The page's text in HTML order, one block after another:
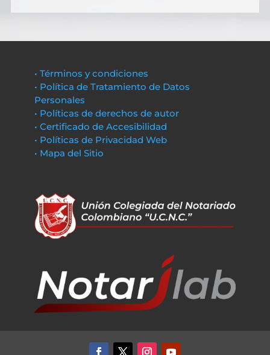
• Términos y condiciones
• Política de Tratamiento de Datos
Personales
• Políticas de derechos de autor
• Certificado de Accesibilidad
• Políticas de Privacidad Web
• Mapa del Sitio